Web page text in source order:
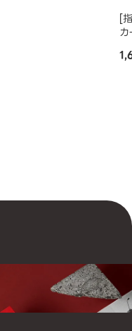
[
カ